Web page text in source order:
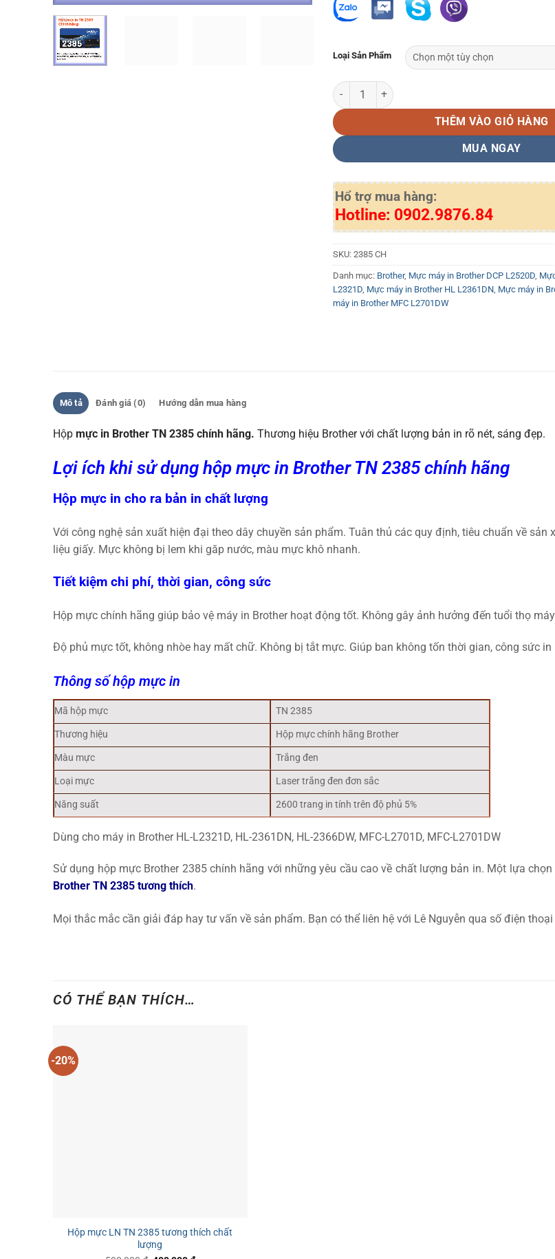
Loại Sản Phẩm
Hộp mực in Brother TN 2385 chính hãng số lượng
THÊM VÀO GIỎ HÀNG
MUA NGAY
Hổ trợ mua hàng:
Hotline: 0902.9876.84
SKU: 2385 CH
Danh mục: Brother, Mực máy in Brother DCP L2520D,
L2321D, Mực máy in Brother HL L2361DN, Mực máy in
máy in Brother MFC L2701DW
Mô tả Đánh giá (0) Hướng dẫn mua hàng
Hộp mực in Brother TN 2385 chính hãng. Thương hiệu Brother với chất lượng bản in rõ nét, sáng đẹp.
Lợi ích khi sử dụng hộp mực in Brother TN 2385 chính hãng
Hộp mực in cho ra bản in chất lượng
Với công nghệ sản xuất hiện đại theo dây chuyền sản phẩm. Tuân thủ các quy định, tiêu chuẩn về
liệu giấy. Mực không bị lem khi găp nước, màu mực khô nhanh.
Tiết kiệm chi phí, thời gian, công sức
Hộp mực chính hãng giúp bảo vệ máy in Brother hoạt động tốt. Không gây ảnh hưởng đến tuổi thọ
Độ phủ mực tốt, không nhòe hay mất chữ. Không bị tắt mực. Giúp ban không tốn thời gian, công sức
Thông số hộp mực in
Mã hộp mực
TN 2385
Thương hiệu
Hộp mực chính hãng Brother
Màu mực
Trắng đen
Loại mực
Laser trắng đen đơn sắc
Năng suất
2600 trang in tính trên độ phủ 5%
Dùng cho máy in Brother HL-L2321D, HL-2361DN, HL-2366DW, MFC-L2701D, MFC-L2701DW
Sử dụng hộp mực Brother 2385 chính hãng với những yêu cầu cao về chất lượng bản in. Một lựa
Brother TN 2385 tương thích.
Mọi thắc mắc cần giải đáp hay tư vấn về sản phẩm. Bạn có thể liên hệ với Lê Nguyễn qua số điện thoại
CÓ THỂ BẠN THÍCH…
-20%
Hộp mực LN TN 2385 tương thích chất
lượng